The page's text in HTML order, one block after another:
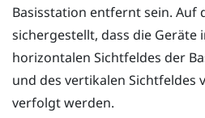
Basisstation entfernt sein. Auf
sichergestellt, dass die Geräte
horizontalen Sichtfeldes der
und des vertikalen Sichtfeldes
verfolgt werden.